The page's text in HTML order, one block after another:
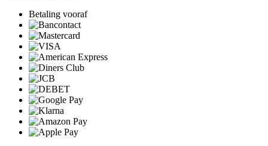
Betaling vooraf